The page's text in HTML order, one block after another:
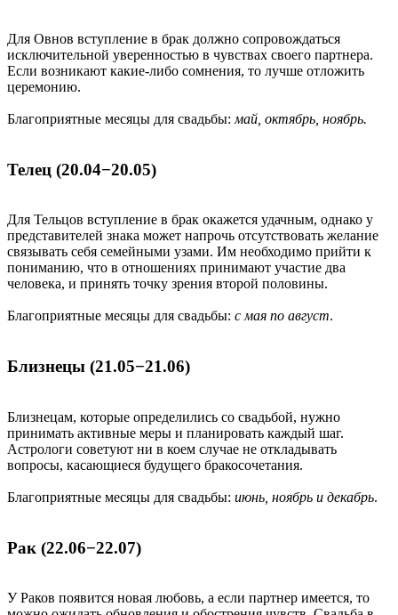
Для Овнов вступление в брак должно сопровождаться
исключительной уверенностью в чувствах своего партнера.
Если возникают какие-либо сомнения, то лучше отложить
церемонию.
Благоприятные месяцы для свадьбы: май, октябрь, ноябрь.
Телец (20.04−20.05)
Для Тельцов вступление в брак окажется удачным, однако у
представителей знака может напрочь отсутствовать желание
связывать себя семейными узами. Им необходимо прийти к
пониманию, что в отношениях принимают участие два
человека, и принять точку зрения второй половины.
Благоприятные месяцы для свадьбы: с мая по август.
Близнецы (21.05−21.06)
Близнецам, которые определились со свадьбой, нужно
принимать активные меры и планировать каждый шаг.
Астрологи советуют ни в коем случае не откладывать
вопросы, касающиеся будущего бракосочетания.
Благоприятные месяцы для свадьбы: июнь, ноябрь и декабрь.
Рак (22.06−22.07)
У Раков появится новая любовь, а если партнер имеется, то